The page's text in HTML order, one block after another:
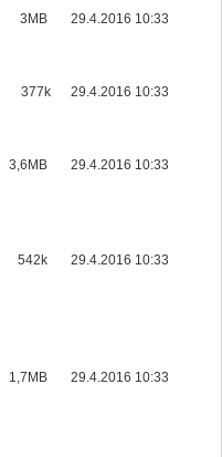
3MB 29.4.2016 10:33
377k 29.4.2016 10:33
3,6MB 29.4.2016 10:33
542k 29.4.2016 10:33
1,7MB 29.4.2016 10:33